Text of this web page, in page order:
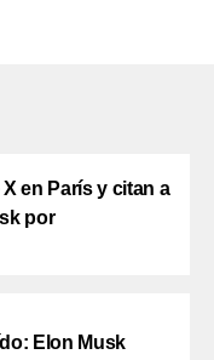
en París y citan a
por
Elon Musk